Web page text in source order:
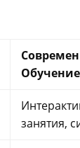
Обучение
занятия,